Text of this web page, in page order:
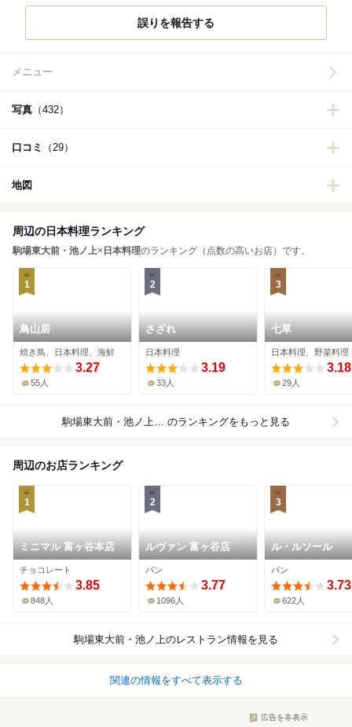
誤りを報告する
メニュー
写真 （432）
口コミ （29）
地図
周辺の日本料理ランキング
駒場東大前・池ノ上× 日本料理のランキング（点数の高いお店）です。
1
鳥山居
焼き鳥、日本料理、海鮮
3.27
55人
2
さざれ
日本料理
3.19
33人
3
七草
日本料理、野菜料理
3.18
29人
駒場東大前・池ノ上×日本料理 のランキングをもっと見る
周辺のお店ランキング
1
ミニマル 富ヶ谷本店
チョコレート
3.85
848人
2
ルヴァン 富ヶ谷店
パン
3.77
1096人
3
ル・ルソール
パン
3.73
622人
駒場東大前・池ノ上のレストラン情報を見る
関連の情報をすべて表示する
広告を非表示